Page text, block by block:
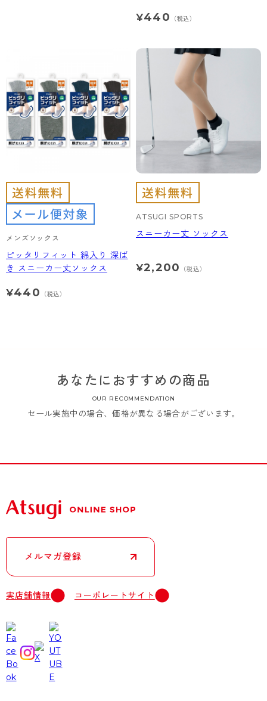
¥440 （税込）
メンズソックス
ピッタリフィット 綿入り 深ば
き スニーカー丈ソックス
¥440 （税込）
ATSUGI SPORTS
スニーカー丈 ソックス
¥2,200 （税込）
あなたにおすすめの商品
OUR RECOMMENDATION
セール実施中の場合、価格が異なる場合がございます。
メルマガ登録
実店舗情報 コーポレートサイト